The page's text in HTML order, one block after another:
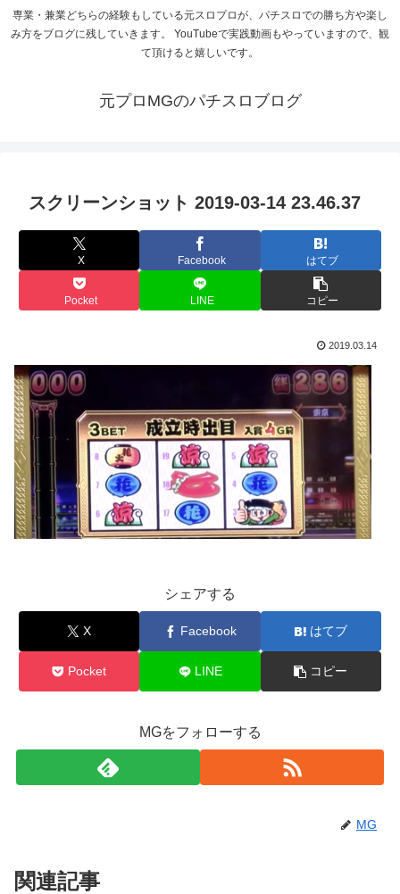
専業・兼業どちらの経験もしている元スロプロが、パチスロでの勝ち方や楽し
み方をブログに残していきます。 YouTubeで実践動画もやっていますので、観
て頂けると嬉しいです。
元プロMGのパチスロブログ
スクリーンショット 2019-03-14 23.46.37
X Facebook はてブ
Pocket LINE コピー
2019.03.14
シェアする
X Facebook はてブ
Pocket LINE コピー
MGをフォローする
MG
関連記事